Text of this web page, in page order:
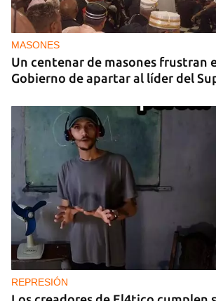
MASONES
Un centenar de masones frustran
Gobierno de apartar al líder del
REPRESIÓN